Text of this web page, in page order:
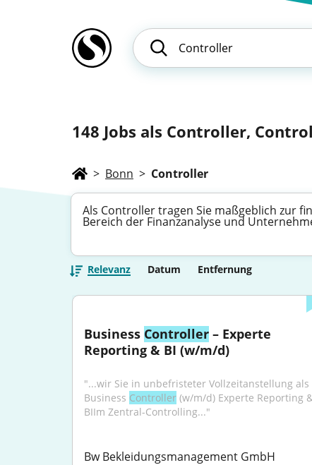
148 Jobs als Controller,
> Bonn > Controller
Als Controller tragen Sie maßgeblich zur
Bereich der Finanzanalyse und
Relevanz Datum Entfernung
Business Controller – Experte
Reporting & BI (w/m/d)
"...wir Sie in unbefristeter Vollzeitanstellung als
Business Controller (w/m/d) Experte Reporting
BIIm Zentral-Controlling..."
Bw Bekleidungsmanagement GmbH